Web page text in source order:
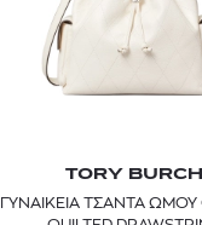
TORY BURCH
ΓΥΝΑΙΚΕΙΑ ΤΣΑΝΤΑ ΩΜΟΥ